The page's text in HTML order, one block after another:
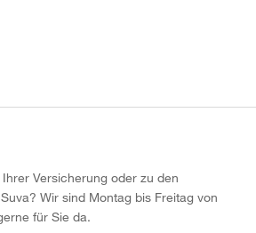
Versicherung oder zu den
Wir sind Montag bis Freitag von
für Sie da.